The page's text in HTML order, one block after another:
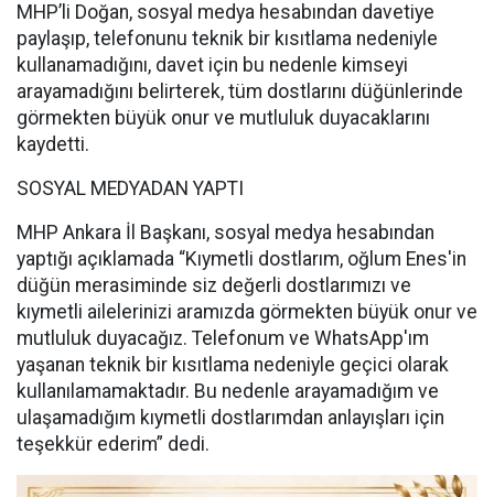
MHP’li Doğan, sosyal medya hesabından davetiye
paylaşıp, telefonunu teknik bir kısıtlama nedeniyle
kullanamadığını, davet için bu nedenle kimseyi
arayamadığını belirterek, tüm dostlarını düğünlerinde
görmekten büyük onur ve mutluluk duyacaklarını
kaydetti.
SOSYAL MEDYADAN YAPTI
MHP Ankara İl Başkanı, sosyal medya hesabından
yaptığı açıklamada “Kıymetli dostlarım, oğlum Enes'in
düğün merasiminde siz değerli dostlarımızı ve
kıymetli ailelerinizi aramızda görmekten büyük onur ve
mutluluk duyacağız. Telefonum ve WhatsApp'ım
yaşanan teknik bir kısıtlama nedeniyle geçici olarak
kullanılamamaktadır. Bu nedenle arayamadığım ve
ulaşamadığım kıymetli dostlarımdan anlayışları için
teşekkür ederim” dedi.